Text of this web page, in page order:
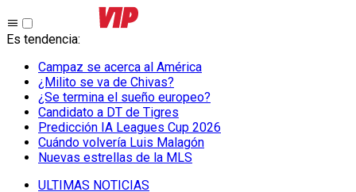
Es tendencia:
Campaz se acerca al América
¿Milito se va de Chivas?
¿Se termina el sueño europeo?
Candidato a DT de Tigres
Predicción IA Leagues Cup 2026
Cuándo volvería Luis Malagón
Nuevas estrellas de la MLS
ULTIMAS NOTICIAS